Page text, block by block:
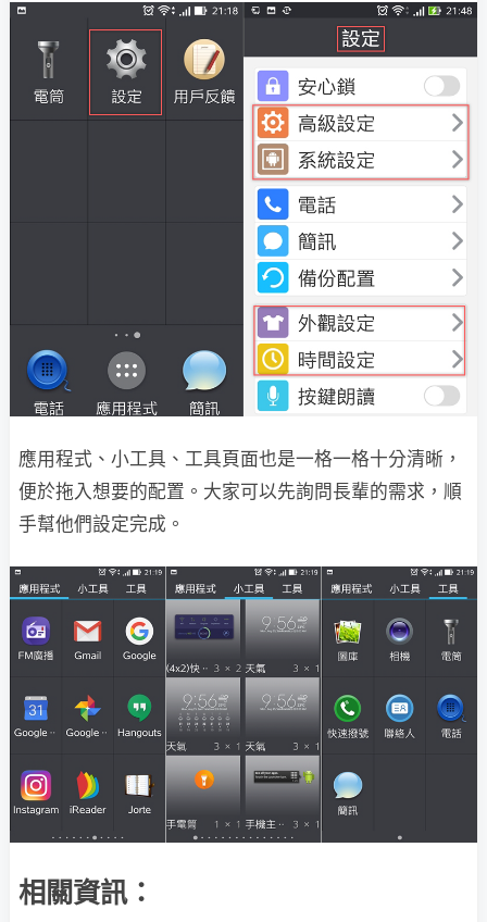
應用程式、小工具、工具頁面也是一格一格十分清晰，
便於拖入想要的配置。大家可以先詢問長輩的需求，順
手幫他們設定完成。
相關資訊：